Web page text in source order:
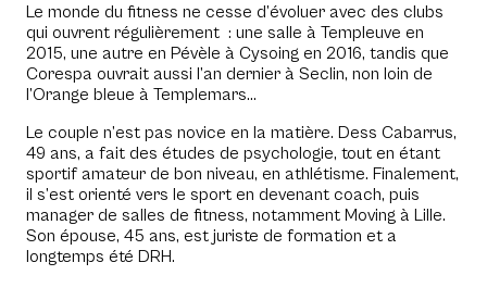
Le monde du fitness ne cesse d’évoluer avec des clubs
qui ouvrent régulièrement : une salle à Templeuve en
2015, une autre en Pévèle à Cysoing en 2016, tandis que
Corespa ouvrait aussi l’an dernier à Seclin, non loin de
l’Orange bleue à Templemars…
Le couple n’est pas novice en la matière. Dess Cabarrus,
49 ans, a fait des études de psychologie, tout en étant
sportif amateur de bon niveau, en athlétisme. Finalement,
il s’est orienté vers le sport en devenant coach, puis
manager de salles de fitness, notamment Moving à Lille.
Son épouse, 45 ans, est juriste de formation et a
longtemps été DRH.